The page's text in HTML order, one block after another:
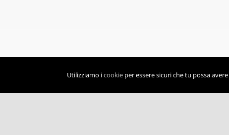
Utilizziamo icookieper essere sicuri che tu possa